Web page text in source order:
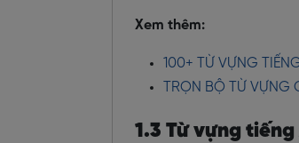
Xem thêm:
100+ TỪ VỰNG
TRỌN BỘ TỪ
1.3 Từ vựng